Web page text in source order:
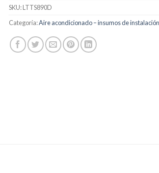
SKU:LTTS890D
Categoría:Aire acondicionado – insumos de instalación